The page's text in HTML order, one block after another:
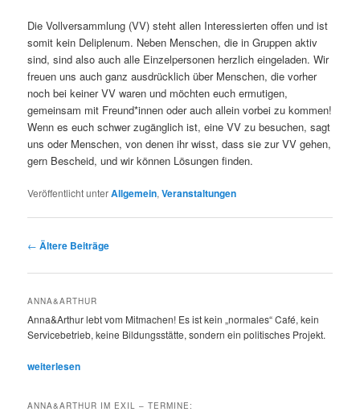
Die Vollversammlung (VV) steht allen Interessierten offen und ist
somit kein Deliplenum. Neben Menschen, die in Gruppen aktiv
sind, sind also auch alle Einzelpersonen herzlich eingeladen. Wir
freuen uns auch ganz ausdrücklich über Menschen, die vorher
noch bei keiner VV waren und möchten euch ermutigen,
gemeinsam mit Freund*innen oder auch allein vorbei zu kommen!
Wenn es euch schwer zugänglich ist, eine VV zu besuchen, sagt
uns oder Menschen, von denen ihr wisst, dass sie zur VV gehen,
gern Bescheid, und wir können Lösungen finden.
Veröffentlicht unterAllgemein,Veranstaltungen
Beitragsnavigation
← Ältere Beiträge
ANNA&ARTHUR
Anna&Arthur lebt vom Mitmachen! Es ist kein „normales“ Café, kein
Servicebetrieb, keine Bildungsstätte, sondern ein politisches Projekt.
weiterlesen
ANNA&ARTHUR IM EXIL – TERMINE: